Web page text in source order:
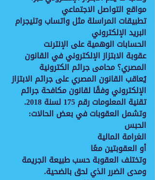
مواقع التواصل الاجتماعي
تطبيقات المراسلة مثل واتساب وتليجرام
البريد الإلكتروني
الحسابات الوهمية على الإنترنت
عقوبة الابتزاز الإلكتروني في القانون
المصري؟ محامى جرائم الكترونية
يُعاقب القانون المصري على جرائم الابتزاز
الإلكتروني وفقًا لقانون مكافحة جرائم
تقنية المعلومات رقم 175 لسنة 2018.
وتشمل العقوبات في بعض الحالات:
الحبس
الغرامة المالية
أو العقوبتين معًا
وتختلف العقوبة حسب طبيعة الجريمة
ومدى الضرر الذي لحق بالضحية.